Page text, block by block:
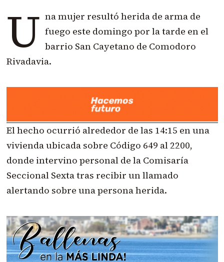
U na mujer resultó herida de arma de
fuego este domingo por la tarde en el
barrio San Cayetano de Comodoro
Rivadavia.
El hecho ocurrió alrededor de las 14:15 en una
vivienda ubicada sobre Código 649 al 2200,
donde intervino personal de la Comisaría
Seccional Sexta tras recibir un llamado
alertando sobre una persona herida.